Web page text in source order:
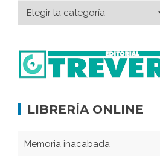
LIBRERÍA ONLINE
Memoria inacabada